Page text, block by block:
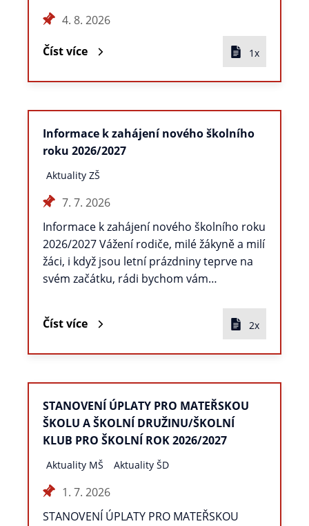
4. 8. 2026
Číst více 1x
Informace k zahájení nového školního
roku 2026/2027
Aktuality ZŠ
7. 7. 2026
Informace k zahájení nového školního roku
2026/2027 Vážení rodiče, milé žákyně a milí
žáci, i když jsou letní prázdniny teprve na
svém začátku, rádi bychom vám…
Číst více 2x
STANOVENÍ ÚPLATY PRO MATEŘSKOU
ŠKOLU A ŠKOLNÍ DRUŽINU/ŠKOLNÍ
KLUB PRO ŠKOLNÍ ROK 2026/2027
Aktuality MŠ Aktuality ŠD
1. 7. 2026
STANOVENÍ ÚPLATY PRO MATEŘSKOU